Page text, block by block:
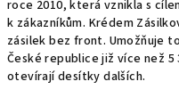
roce 2010, která vznikla s
k zákazníkům. Krédem
zásilek bez front. Umožňuje
České republice již více než 5
otevírají desítky dalších.